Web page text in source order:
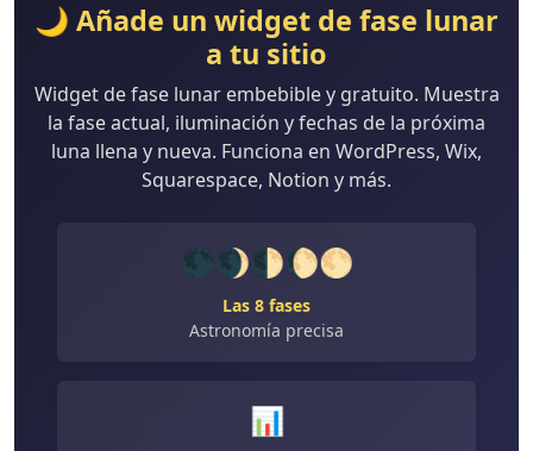
🌙 Añade un widget de fase lunar
a tu sitio
Widget de fase lunar embebible y gratuito. Muestra
la fase actual, iluminación y fechas de la próxima
luna llena y nueva. Funciona en WordPress, Wix,
Squarespace, Notion y más.
🌑🌒🌓🌔🌕
Las 8 fases
Astronomía precisa
📊